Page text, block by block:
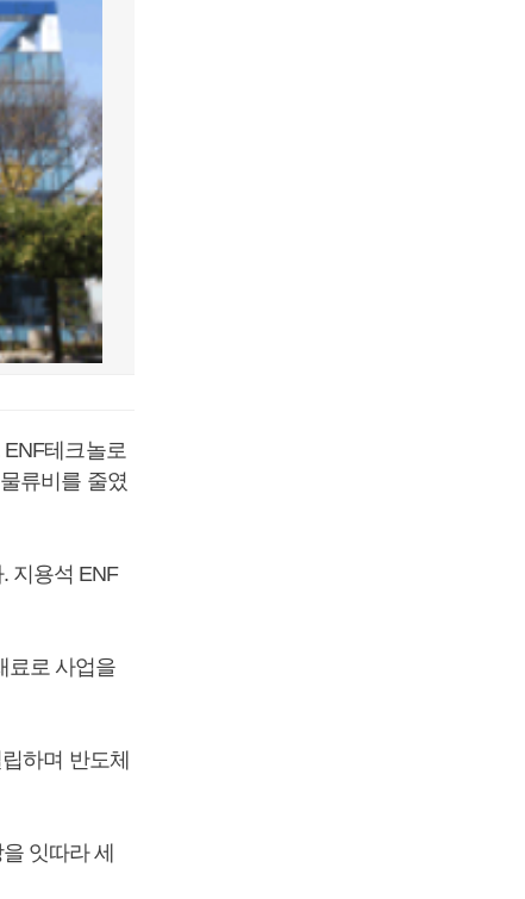
테크놀로
류비를 줄였
지용석 ENF
료로 사업을
하며 반도체
잇따라 세